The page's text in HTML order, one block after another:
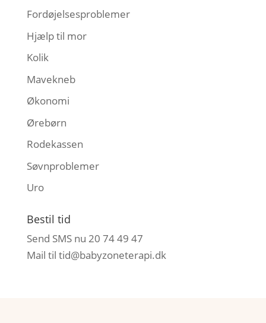
Fordøjelsesproblemer
Hjælp til mor
Kolik
Mavekneb
Økonomi
Ørebørn
Rodekassen
Søvnproblemer
Uro
Bestil tid
Send SMS nu 20 74 49 47
Mail til tid@babyzoneterapi.dk